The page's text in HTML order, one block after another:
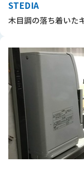
STEDIA
木目調の落ち着いた